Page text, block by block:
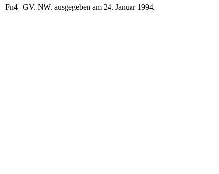
Fn4
GV. NW. ausgegeben am 24. Januar 1994.